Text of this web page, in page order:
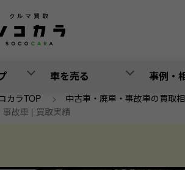
車を売る 事例・
カラTOP > 中古車・廃車・事故車の買取
故車 | 買取実績